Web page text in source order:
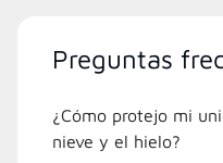
Preguntas
¿Cómo protejo mi
nieve y el hielo?